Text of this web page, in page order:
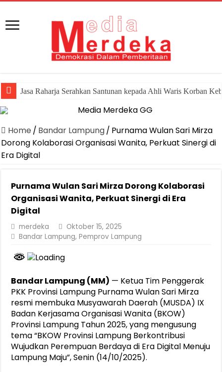
Jasa Raharja Serahkan Santunan kepada Ahli Waris Korban
Home / Bandar Lampung/ Purnama Wulan Sari Mirza
Dorong Kolaborasi Organisasi Wanita, Perkuat Sinergi di
Era Digital
Purnama Wulan Sari Mirza Dorong Kolaborasi
Organisasi Wanita, Perkuat Sinergi di Era
Digital
merdeka
Oktober 15, 2025
Bandar Lampung,Pemprov Lampung
Bandar Lampung (MM) — Ketua Tim Penggerak
PKK Provinsi Lampung Purnama Wulan Sari Mirza
resmi membuka Musyawarah Daerah (MUSDA) IX
Badan Kerjasama Organisasi Wanita (BKOW)
Provinsi Lampung Tahun 2025, yang mengusung
tema “BKOW Provinsi Lampung Berkontribusi
Wujudkan Perempuan Berdaya di Era Digital Menuju
Lampung Maju”, Senin (14/10/2025).